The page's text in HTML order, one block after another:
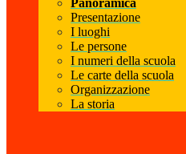
Panoramica
Presentazione
I luoghi
Le persone
I numeri della scuola
Le carte della scuola
Organizzazione
La storia